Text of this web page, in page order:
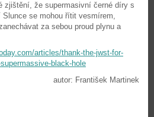
zjištění, že supermasivní černé díry s
se mohou řítit vesmírem,
za sebou proud plynu a
articles/thank-the-jwst-for-
black-hole
autor: František Martinek